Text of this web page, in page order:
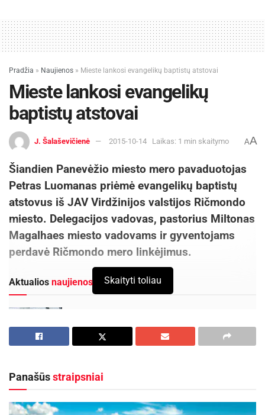
Pradžia » Naujienos » Mieste lankosi evangelikų baptistų atstovai
Mieste lankosi evangelikų
baptistų atstovai
J. Šalaševičienė 2015-10-14 Laikas: 1 min skaitymo AA
Šiandien Panevėžio miesto mero pavaduotojas
Petras Luomanas priėmė evangelikų baptistų
atstovus iš JAV Virdžinijos valstijos Ričmondo
miesto. Delegacijos vadovas, pastorius Miltonas
Magalhaes miesto vadovams ir gyventojams
perdavė Ričmondo mero linkėjimus.
Aktualios naujienos
2026-07-28
savininkams: ekonominio saugumo ir solidarumo
su Ukraina užtikrinimas
Skaityti toliau
Panašūsstraipsniai